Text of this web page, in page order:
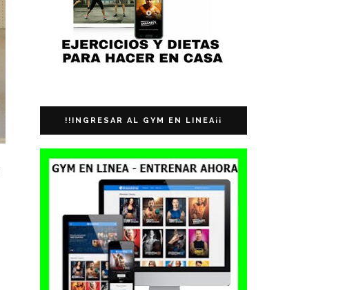
!!INGRESAR AL GYM EN LINEA¡¡